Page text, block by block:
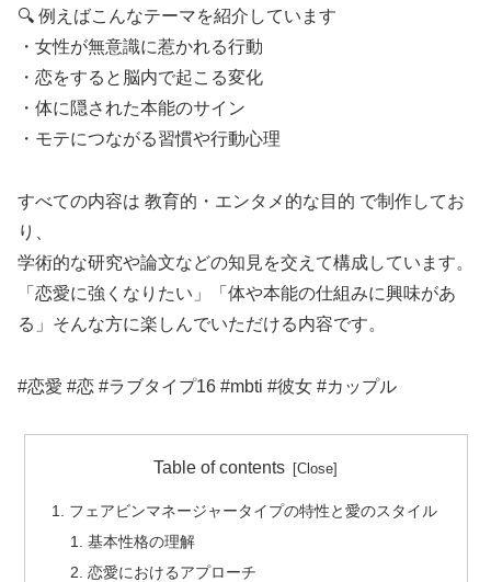
🔍 例えばこんなテーマを紹介しています
・女性が無意識に惹かれる行動
・恋をすると脳内で起こる変化
・体に隠された本能のサイン
・モテにつながる習慣や行動心理
すべての内容は 教育的・エンタメ的な目的 で制作してお
り、
学術的な研究や論文などの知見を交えて構成しています。
「恋愛に強くなりたい」「体や本能の仕組みに興味があ
る」そんな方に楽しんでいただける内容です。
#恋愛 #恋 #ラブタイプ16 #mbti #彼女 #カップル
Table of contents
フェアビンマネージャータイプの特性と愛のスタイル
基本性格の理解
恋愛におけるアプローチ